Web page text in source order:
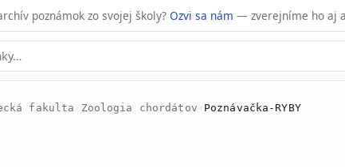
poznámok zo svojej školy?Ozvi sa nám — zverejníme ho aj
fakulta › Zoologia chordátov › Poznávačka-RYBY